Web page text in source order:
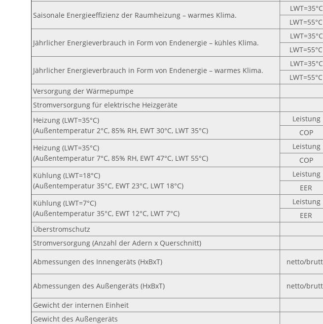
Saisonale Energieeffizienz der Raumheizung – warmes Klima.
LWT=35°C
LWT=55°C
Jährlicher Energieverbrauch in Form von Endenergie – kühles Klima.
LWT=35°C
LWT=55°C
Jährlicher Energieverbrauch in Form von Endenergie – warmes Klima.
LWT=35°C
LWT=55°C
Versorgung der Wärmepumpe
Stromversorgung für elektrische Heizgeräte
Heizung (LWT=35°C)
(Außentemperatur 2°C, 85% RH, EWT 30°C, LWT 35°C)
Leistung
COP
Heizung (LWT=35°C)
(Außentemperatur 7°C, 85% RH, EWT 47°C, LWT 55°C)
Leistung
COP
Kühlung (LWT=18°C)
(Außentemperatur 35°C, EWT 23°C, LWT 18°C)
Leistung
EER
Kühlung (LWT=7°C)
(Außentemperatur 35°C, EWT 12°C, LWT 7°C)
Leistung
EER
Überstromschutz
Stromversorgung (Anzahl der Adern x Querschnitt)
Abmessungen des Innengeräts (HxBxT)
netto/
Abmessungen des Außengeräts (HxBxT)
netto/
Gewicht der internen Einheit
Gewicht des Außengeräts